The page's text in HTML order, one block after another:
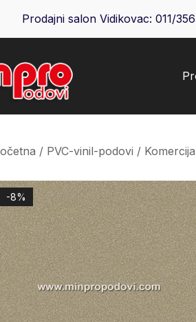
Prodajni salon Vidikovac: 011/
/ PVC-vinil-podovi /
-8%